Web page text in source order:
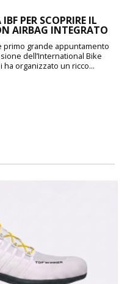
PER SCOPRIRE IL
AIRBAG INTEGRATO
primo grande appuntamento
dell’International Bike
ha organizzato un ricco...